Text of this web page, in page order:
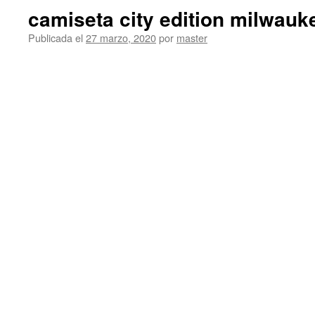
camiseta city edition
Publicada el 27 marzo, 2020por master